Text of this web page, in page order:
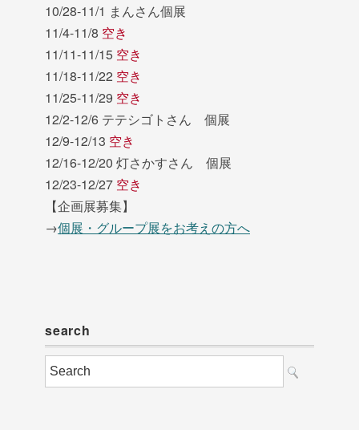
10/28-11/1 まんさん個展
11/4-11/8 空き
11/11-11/15 空き
11/18-11/22 空き
11/25-11/29 空き
12/2-12/6 テテシゴトさん 個展
12/9-12/13 空き
12/16-12/20 灯さかすさん 個展
12/23-12/27 空き
【企画展募集】
→個展・グループ展をお考えの方へ
search